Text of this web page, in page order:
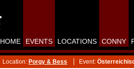
HOME EVENTS LOCATIONS CONNY
Location: Porgy & Bess Event: